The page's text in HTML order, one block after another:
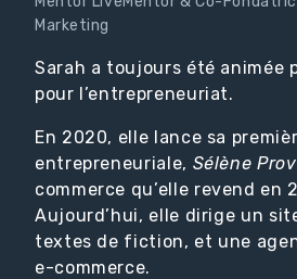
Marketing
Sarah a toujours été animée
pour l’entrepreneuriat.
En 2020, elle lance sa
entrepreneuriale, Sélène
commerce qu’elle revend en
Aujourd’hui, elle dirige un
textes de fiction, et une
e-commerce.